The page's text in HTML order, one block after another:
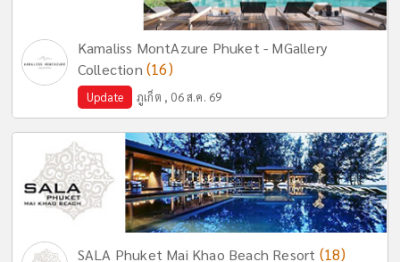
Kamaliss MontAzure Phuket - MGallery
Collection (16)
Update ภูเก็ต , 06 ส.ค. 69
SALA Phuket Mai Khao Beach Resort (18)